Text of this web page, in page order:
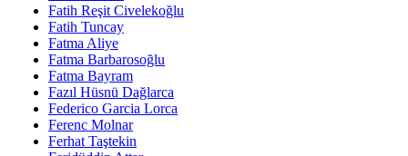
Fatih Reşit Civelekoğlu
Fatih Tuncay
Fatma Aliye
Fatma Barbarosoğlu
Fatma Bayram
Fazıl Hüsnü Dağlarca
Federico Garcia Lorca
Ferenc Molnar
Ferhat Taştekin